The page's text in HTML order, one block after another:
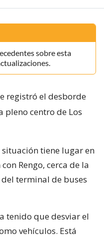
sobre esta
registró el desborde
pleno centro de Los
situación tiene lugar en
Rengo, cerca de la
terminal de buses
tenido que desviar el
vehículos. Está